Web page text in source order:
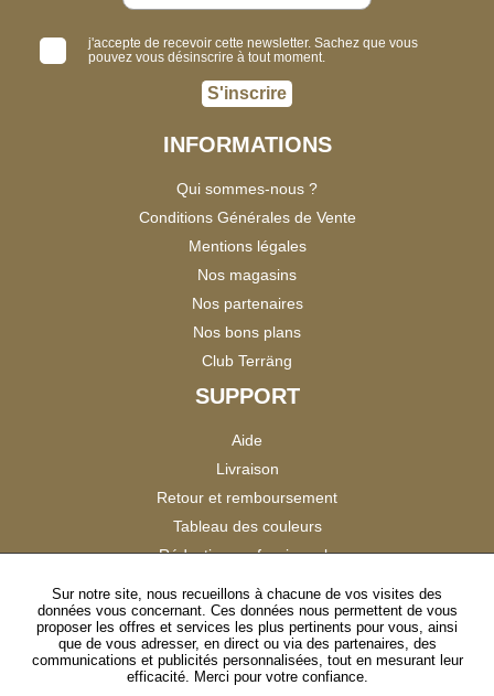
j'accepte de recevoir cette newsletter. Sachez que vous
pouvez vous désinscrire à tout moment.
S'inscrire
INFORMATIONS
Qui sommes-nous ?
Conditions Générales de Vente
Mentions légales
Nos magasins
Nos partenaires
Nos bons plans
Club Terräng
SUPPORT
Aide
Livraison
Retour et remboursement
Tableau des couleurs
Réduction professionnels
Catalogues
Satisfaction Clients
SUIVEZ-NOUS
Sur notre site, nous recueillons à chacune de vos visites des
données vous concernant. Ces données nous permettent de vous
proposer les offres et services les plus pertinents pour vous, ainsi
que de vous adresser, en direct ou via des partenaires, des
communications et publicités personnalisées, tout en mesurant leur
efficacité. Merci pour votre confiance.